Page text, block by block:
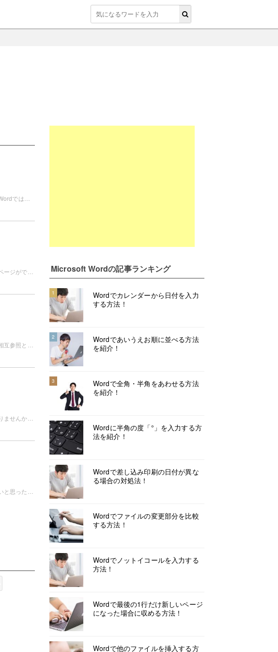
Microsoft Wordの記事ランキング
1
Wordでカレンダーから日付を入力
する方法！
2
Wordであいうえお順に並べる方法
を紹介！
3
Wordで全角・半角をあわせる方法
を紹介！
Wordに半角の度「°」を入力する方
法を紹介！
Wordで差し込み印刷の日付が異な
る場合の対処法！
Wordでファイルの変更部分を比較
する方法！
Wordでノットイコールを入力する
方法！
Wordで最後の1行だけ新しいページ
になった場合に収める方法！
Wordで他のファイルを挿入する方